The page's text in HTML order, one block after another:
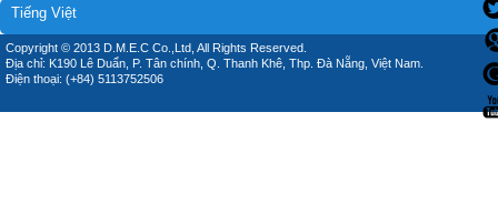
Tiếng Việt
Copyright © 2013 D.M.E.C Co.,Ltd, All Rights Reserved.
Địa chỉ: K190 Lê Duẩn, P. Tân chính, Q. Thanh Khê, Thp. Đà Nẵng, Việt Nam.
Điện thoại: (+84) 5113752506